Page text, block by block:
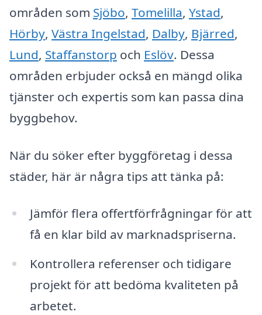
områden som Sjöbo, Tomelilla, Ystad,
Hörby, Västra Ingelstad, Dalby, Bjärred,
Lund, Staffanstorp och Eslöv. Dessa
områden erbjuder också en mängd olika
tjänster och expertis som kan passa dina
byggbehov.
När du söker efter byggföretag i dessa
städer, här är några tips att tänka på:
Jämför flera offertförfrågningar för att
få en klar bild av marknadspriserna.
Kontrollera referenser och tidigare
projekt för att bedöma kvaliteten på
arbetet.